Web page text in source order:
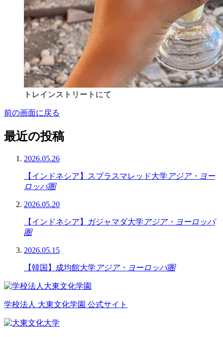
トレインストリートにて
前の画面に戻る
最近の投稿
2026.05.26
【インドネシア】スブラスマレッド大学 アジア・ヨー
ロッパ圏
2026.05.20
【インドネシア】ガジャマダ大学 アジア・ヨーロッパ
圏
2026.05.15
【韓国】成均館大学 アジア・ヨーロッパ圏
学校法人 大東文化学園 公式サイト